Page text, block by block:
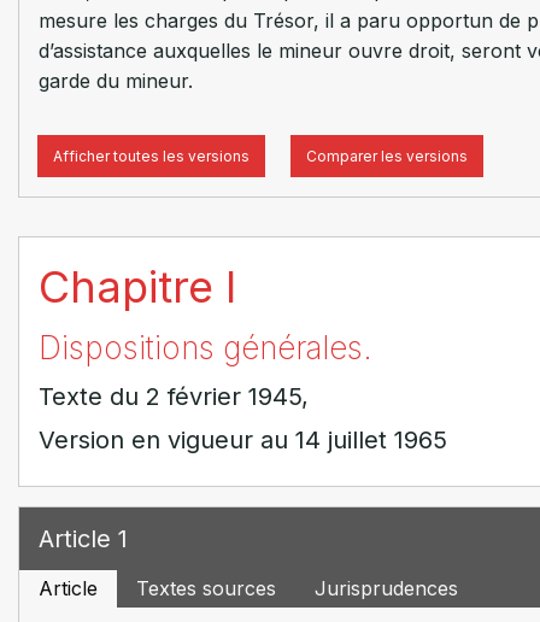
mesure les charges du Trésor, il a paru opportun de
d’assistance auxquelles le mineur ouvre droit, seront
garde du mineur.
Afficher toutes les versions Comparer les versions
Chapitre I
Dispositions générales.
Texte du 2 février 1945,
Version en vigueur au 14 juillet 1965
Article 1
Article Textes sources Jurisprudences